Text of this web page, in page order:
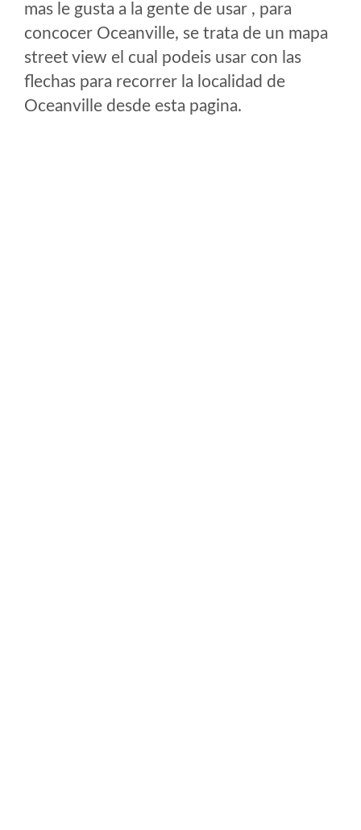
mas le gusta a la gente de usar , para
concocer Oceanville, se trata de un mapa
street view el cual podeis usar con las
flechas para recorrer la localidad de
Oceanville desde esta pagina.